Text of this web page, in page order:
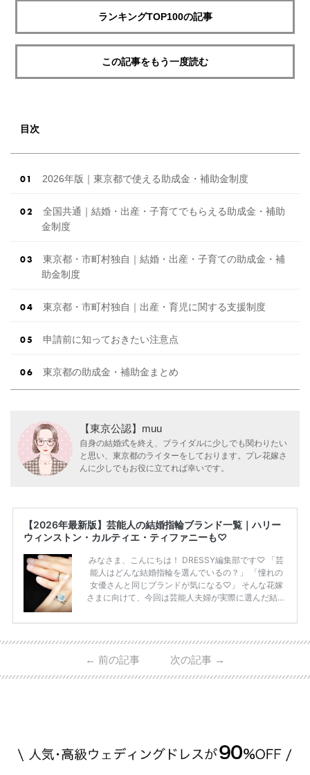
ランキングTOP100の記事
この記事をもう一度読む
目次
2026年版｜東京都で使える助成金・補助金制度
全国共通｜結婚・出産・子育てでもらえる助成金・補助
金制度
東京都・市町村独自｜結婚・出産・子育ての助成金・補
助金制度
東京都・市町村独自｜出産・育児に関する支援制度
申請前に知っておきたい注意点
東京都の助成金・補助金まとめ
【東京公認】muu
自身の結婚式を終え、ブライダルに少しでも関わりたい
と思い、東京都のライターをしております。プレ花嫁さ
んに少しでもお役に立てれば幸いです。
【2026年最新版】芸能人の結婚指輪ブランド一覧｜ハリー
ウィンストン・カルティエ・ティファニーも♡
みなさま、こんにちは！ DRESSY編集部です♡ 「芸
能人はどんな結婚指輪を選んでいるの？」 「憧れの
女優さんと同じブランドが気になる♡」 そんな花嫁
さまに向けて、今回は芸能人夫婦が実際に選んだ結婚
ーウィンストンやカルティエ、ティファニーなど世界
日本で人気のブランドまで幅広くご紹介。 さらに、
・愛用している芸能人夫婦 ・リングの特徴や魅力 ・
← 前の記事 次の記事 →